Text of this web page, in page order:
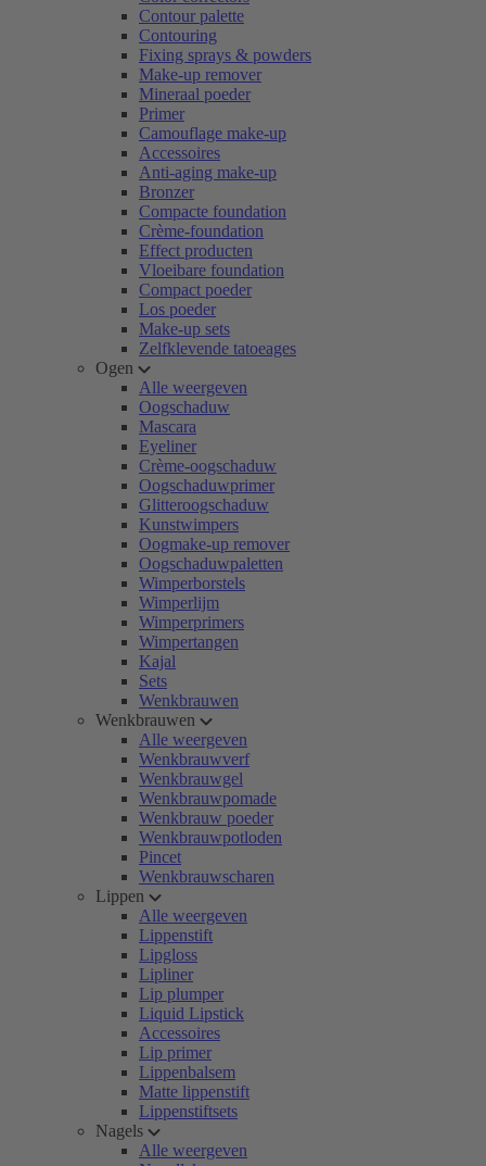
Contour palette
Contouring
Fixing sprays & powders
Make-up remover
Mineraal poeder
Primer
Camouflage make-up
Accessoires
Anti-aging make-up
Bronzer
Compacte foundation
Crème-foundation
Effect producten
Vloeibare foundation
Compact poeder
Los poeder
Make-up sets
Zelfklevende tatoeages
Ogen
Alle weergeven
Oogschaduw
Mascara
Eyeliner
Crème-oogschaduw
Oogschaduwprimer
Glitteroogschaduw
Kunstwimpers
Oogmake-up remover
Oogschaduwpaletten
Wimperborstels
Wimperlijm
Wimperprimers
Wimpertangen
Kajal
Sets
Wenkbrauwen
Wenkbrauwen
Alle weergeven
Wenkbrauwverf
Wenkbrauwgel
Wenkbrauwpomade
Wenkbrauw poeder
Wenkbrauwpotloden
Pincet
Wenkbrauwscharen
Lippen
Alle weergeven
Lippenstift
Lipgloss
Lipliner
Lip plumper
Liquid Lipstick
Accessoires
Lip primer
Lippenbalsem
Matte lippenstift
Lippenstiftsets
Nagels
Alle weergeven